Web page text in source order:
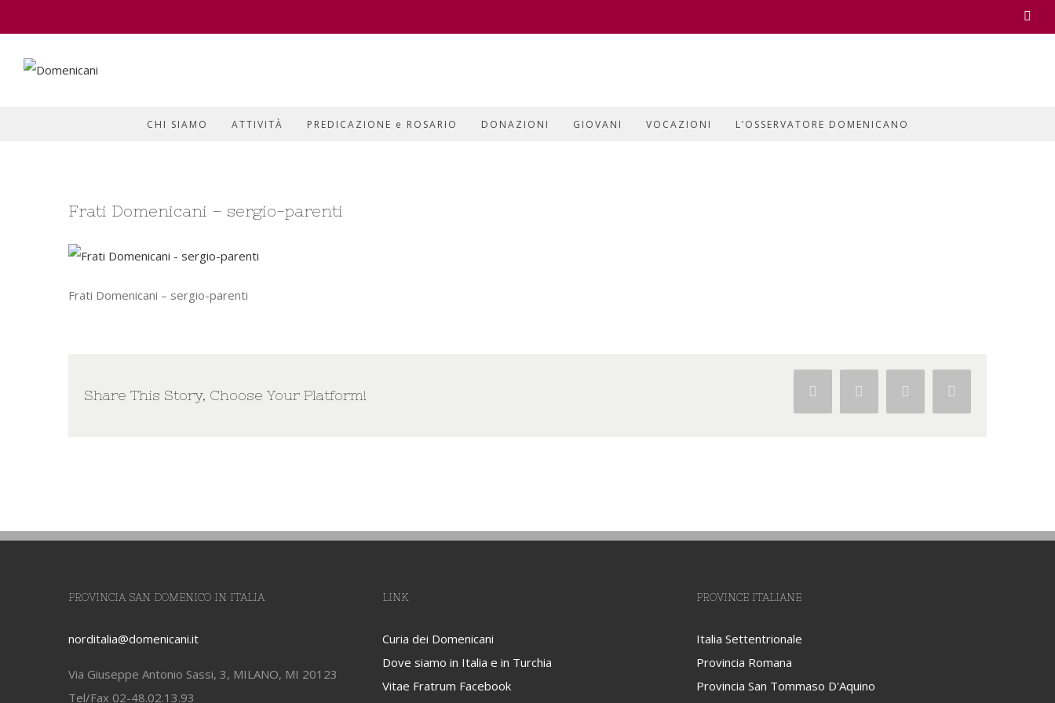
CHI SIAMO ATTIVITÀ PREDICAZIONE e ROSARIO DONAZIONI GIOVANI VOCAZIONI L’OSSERVATORE DOMENICANO
Frati Domenicani – sergio-parenti
Frati Domenicani – sergio-parenti
Share This Story, Choose Your Platform! Facebook Twitter Google+
PROVINCIA SAN DOMENICO IN ITALIA
norditalia@domenicani.it
Via Giuseppe Antonio Sassi, 3, MILANO, MI 20123
Tel/Fax 02-48.02.13.93
LINK
Curia dei Domenicani
Dove siamo in Italia e in Turchia
Vitae Fratrum Facebook
PROVINCE ITALIANE
Italia Settentrionale
Provincia Romana
Provincia San Tommaso D'Aquino